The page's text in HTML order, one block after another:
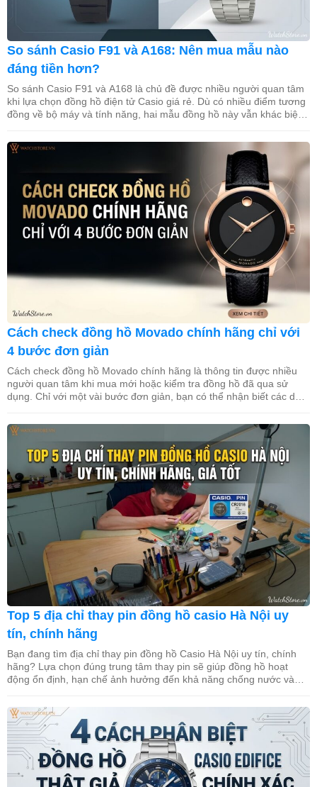
So sánh Casio F91 và A168: Nên mua mẫu nào
đáng tiền hơn?
So sánh Casio F91 và A168 là chủ đề được nhiều người quan tâm
khi lựa chọn đồng hồ điện tử Casio giá rẻ. Dù có nhiều điểm tương
đồng về bộ máy và tính năng, hai mẫu đồng hồ này vẫn khác biệt
Cách check đồng hồ Movado chính hãng chỉ với
4 bước đơn giản
Cách check đồng hồ Movado chính hãng là thông tin được nhiều
người quan tâm khi mua mới hoặc kiểm tra đồng hồ đã qua sử
dụng. Chỉ với một vài bước đơn giản, bạn có thể nhận biết các dấu
[…]
Top 5 địa chỉ thay pin đồng hồ casio Hà Nội uy
tín, chính hãng
Bạn đang tìm địa chỉ thay pin đồng hồ Casio Hà Nội uy tín, chính
hãng? Lựa chọn đúng trung tâm thay pin sẽ giúp đồng hồ hoạt
động ổn định, hạn chế ảnh hưởng đến khả năng chống nước và